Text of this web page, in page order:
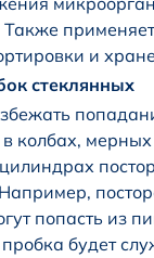
и
стеклянных
колбах, мерных
попасть из
будет